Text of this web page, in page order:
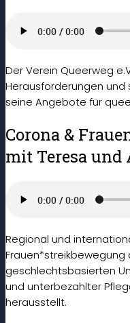
Der Verein Queerweg
Herausforderungen und
seine Angebote für
Corona &
mit Teresa
Regional und
geschlechtsbasierten
und unterbezahlter
herausstellt.